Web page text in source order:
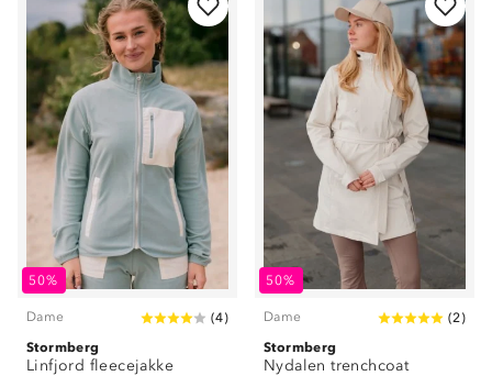
50%
Dame (4)
Stormberg
Linfjord fleecejakke
50%
Dame (2)
Stormberg
Nydalen trenchcoat